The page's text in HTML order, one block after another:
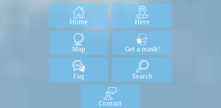
Home Here
Map Get a mask!
Faq Search
Contact